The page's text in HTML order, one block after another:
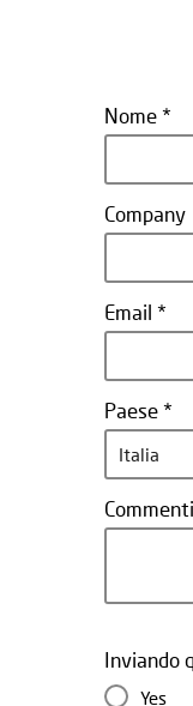
Nome
Company
Email
Paese
Italia
Commenti
Inviando
Yes